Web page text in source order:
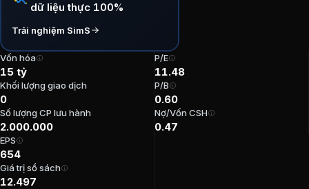
Giá hiện tại:
Vốn hóa: 15 tỷ đồng
P/E: 11,48
EPS: 653,51
ROA: 3,71%
Tỷ suất cổ tức:
Ban lãnh đạo
dữ liệu thực 100%
Trải nghiệm SimS
Vốn hóa
15 tỷ
Khối lượng giao dịch
0
Số lượng CP lưu hành
2.000.000
P/E
11.48
P/B
0.60
Nợ/Vốn CSH
0.47
EPS
654
Giá trị sổ sách
12.497